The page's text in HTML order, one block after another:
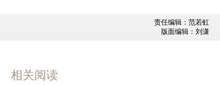
责任编辑：范若虹
版面编辑：刘潇
相关阅读